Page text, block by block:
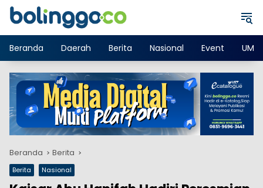
Langsung
Beranda
Daerah Berita Nasional Event
Beranda Berita
Berita Nasional